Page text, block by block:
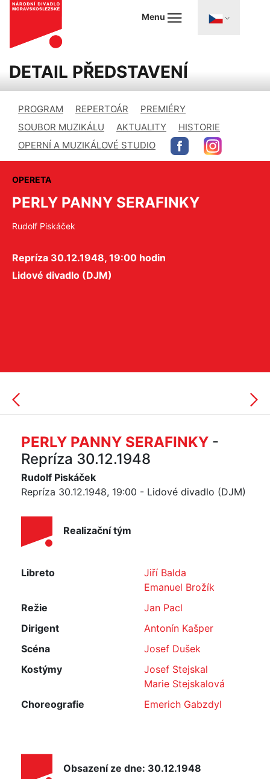
Menu
DETAIL PŘEDSTAVENÍ
PROGRAM REPERTOÁR
PREMIÉRY
SOUBOR MUZIKÁLU
AKTUALITY
HISTORIE
OPERNÍ A MUZIKÁLOVÉ STUDIO
OPERETA
PERLY PANNY SERAFINKY
Rudolf Piskáček
Repríza 30.12.1948, 19:00 hodin
Lidové divadlo (DJM)
PERLY PANNY SERAFINKY -
Repríza 30.12.1948
Rudolf Piskáček
Repríza 30.12.1948, 19:00 - Lidové divadlo (DJM)
Realizační tým
Libreto
Jiří Balda
Emanuel Brožík
Režie
Jan Pacl
Dirigent
Antonín Kašper
Scéna
Josef Dušek
Kostýmy
Josef Stejskal
Marie Stejskalová
Choreografie
Emerich Gabzdyl
Obsazení ze dne: 30.12.1948